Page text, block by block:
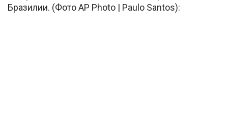
Бразилии. (Фото AP Photo | Paulo Santos):